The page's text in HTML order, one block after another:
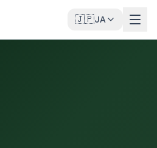
🇯🇵JA